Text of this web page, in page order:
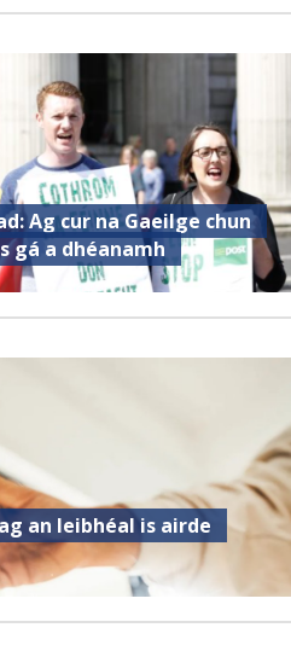
Ag cur na Gaeilge chun
gá a dhéanamh
an leibhéal is airde